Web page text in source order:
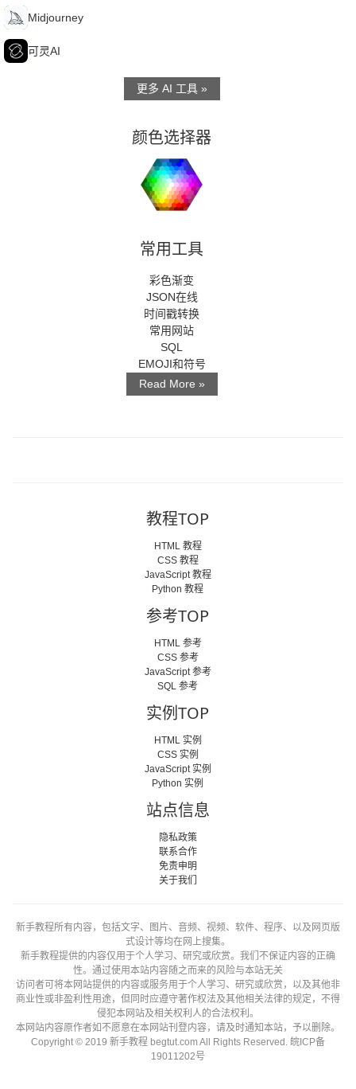
M Midjourney
可 可灵AI
更多 AI 工具 »
颜色选择器
常用工具
彩色渐变
JSON在线
时间戳转换
常用网站
SQL
EMOJI和符号
Read More »
教程TOP
HTML 教程
CSS 教程
JavaScript 教程
Python 教程
参考TOP
HTML 参考
CSS 参考
JavaScript 参考
SQL 参考
实例TOP
HTML 实例
CSS 实例
JavaScript 实例
Python 实例
站点信息
隐私政策
联系合作
免责申明
关于我们
新手教程所有内容，包括文字、图片、音频、视频、软件、程序、以及网页版
式设计等均在网上搜集。
新手教程提供的内容仅用于个人学习、研究或欣赏。我们不保证内容的正确
性。通过使用本站内容随之而来的风险与本站无关
访问者可将本网站提供的内容或服务用于个人学习、研究或欣赏，以及其他非
商业性或非盈利性用途，但同时应遵守著作权法及其他相关法律的规定，不得
侵犯本网站及相关权利人的合法权利。
本网站内容原作者如不愿意在本网站刊登内容，请及时通知本站，予以删除。
Copyright © 2019 新手教程 begtut.com All Rights Reserved. 皖ICP备
19011202号